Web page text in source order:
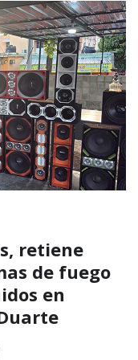
retiene
de fuego
en